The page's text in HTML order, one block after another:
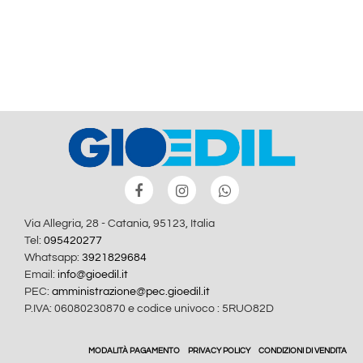
Via Allegria, 28 - Catania, 95123, Italia
Tel: 095420277
Whatsapp: 3921829684
Email: info@gioedil.it
PEC: amministrazione@pec.gioedil.it
P.IVA: 06080230870 e codice univoco : 5RUO82D
MODALITÀ PAGAMENTO PRIVACY POLICY CONDIZIONI DI VENDITA